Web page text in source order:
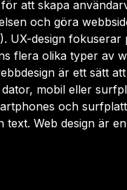
att skapa
och göra
UX-design
flera olika typer av
är ett sätt
mobil eller
och
text. Web design är